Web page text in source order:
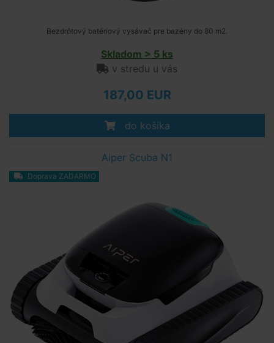
Bezdrôtový batériový vysávač pre bazény do 80 m2.
Skladom > 5 ks
v stredu u vás
187,00 EUR
do košíka
Aiper Scuba N1
Doprava ZADARMO